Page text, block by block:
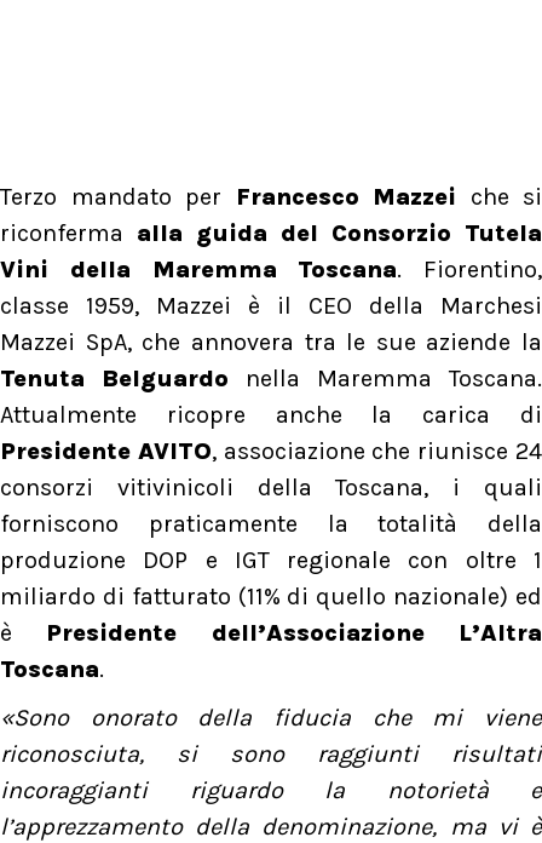
Terzo mandato per Francesco Mazzei che si
riconferma alla guida del Consorzio Tutela
Vini della Maremma Toscana. Fiorentino,
classe 1959, Mazzei è il CEO della Marchesi
Mazzei SpA, che annovera tra le sue aziende la
Tenuta Belguardo nella Maremma Toscana.
Attualmente ricopre anche la carica di
Presidente AVITO, associazione che riunisce 24
consorzi vitivinicoli della Toscana, i quali
forniscono praticamente la totalità della
produzione DOP e IGT regionale con oltre 1
miliardo di fatturato (11% di quello nazionale) ed
è Presidente dell’Associazione L’Altra
Toscana.
«Sono onorato della fiducia che mi viene
riconosciuta, si sono raggiunti risultati
incoraggianti riguardo la notorietà e
l’apprezzamento della denominazione, ma vi è